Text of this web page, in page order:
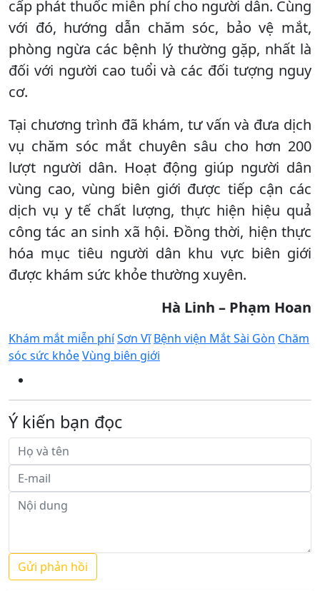
cấp phát thuốc miễn phí cho người dân. Cùng
với đó, hướng dẫn chăm sóc, bảo vệ mắt,
phòng ngừa các bệnh lý thường gặp, nhất là
đối với người cao tuổi và các đối tượng nguy
cơ.
Tại chương trình đã khám, tư vấn và đưa dịch
vụ chăm sóc mắt chuyên sâu cho hơn 200
lượt người dân. Hoạt động giúp người dân
vùng cao, vùng biên giới được tiếp cận các
dịch vụ y tế chất lượng, thực hiện hiệu quả
công tác an sinh xã hội. Đồng thời, hiện thực
hóa mục tiêu người dân khu vực biên giới
được khám sức khỏe thường xuyên.
Hà Linh – Phạm Hoan
Khám mắt miễn phíSơn Vĩ Bệnh viện Mắt Sài Gòn Chăm
sóc sức khỏeVùng biên giới
Ý kiến bạn đọc